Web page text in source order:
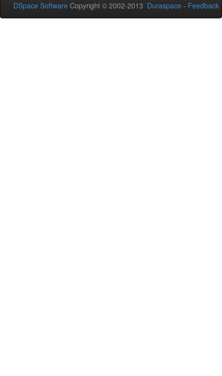
DSpace Software Copyright © 2002-2013 Duraspace - Feedback